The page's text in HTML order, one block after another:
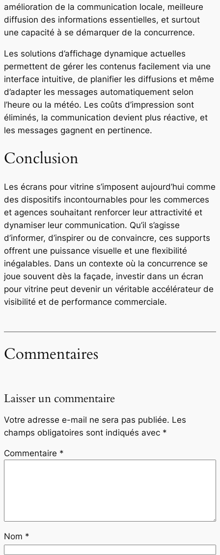
amélioration de la communication locale, meilleure
diffusion des informations essentielles, et surtout
une capacité à se démarquer de la concurrence.
Les solutions d’affichage dynamique actuelles
permettent de gérer les contenus facilement via une
interface intuitive, de planifier les diffusions et même
d’adapter les messages automatiquement selon
l’heure ou la météo. Les coûts d’impression sont
éliminés, la communication devient plus réactive, et
les messages gagnent en pertinence.
Conclusion
Les écrans pour vitrine s’imposent aujourd’hui comme
des dispositifs incontournables pour les commerces
et agences souhaitant renforcer leur attractivité et
dynamiser leur communication. Qu’il s’agisse
d’informer, d’inspirer ou de convaincre, ces supports
offrent une puissance visuelle et une flexibilité
inégalables. Dans un contexte où la concurrence se
joue souvent dès la façade, investir dans un écran
pour vitrine peut devenir un véritable accélérateur de
visibilité et de performance commerciale.
Commentaires
Laisser un commentaire
Votre adresse e-mail ne sera pas publiée. Les
champs obligatoires sont indiqués avec *
Commentaire *
Nom *